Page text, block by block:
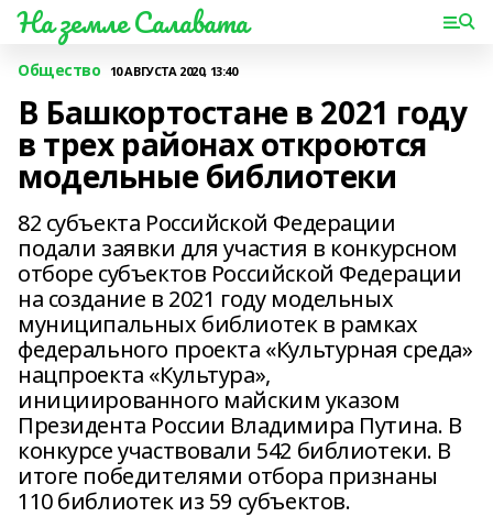
На земле Салавата
Общество 10 АВГУСТА 2020, 13:40
В Башкортостане в 2021 году
в трех районах откроются
модельные библиотеки
82 субъекта Российской Федерации
подали заявки для участия в конкурсном
отборе субъектов Российской Федерации
на создание в 2021 году модельных
муниципальных библиотек в рамках
федерального проекта «Культурная среда»
нацпроекта «Культура»,
инициированного майским указом
Президента России Владимира Путина. В
конкурсе участвовали 542 библиотеки. В
итоге победителями отбора признаны
110 библиотек из 59 субъектов.